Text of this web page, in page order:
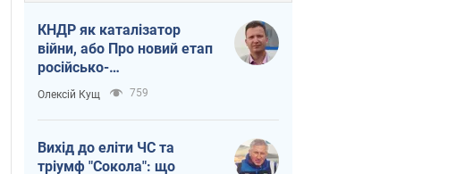
КНДР як каталізатор
війни, або Про новий етап
російсько-
північнокорейського
Олексій Кущ 759
Вихід до еліти ЧС та
тріумф "Сокола": що